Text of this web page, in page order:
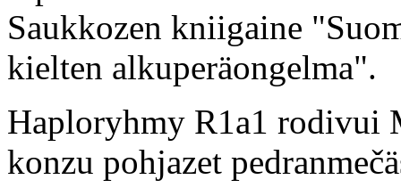
Saukkozen kniigaine
kielten alkuperäongelma".
Haploryhmy R1a1 rodivui
konzu pohjazet